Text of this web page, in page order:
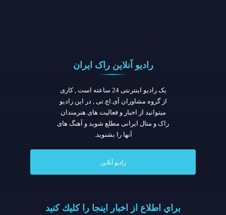
رادیو آنلاین راک ایران
یک رادیو اینترنتی 24 ساعته است , کاری
از گروه مشاوران آی.اچ.تی , در این رادیو
میتوانید از اخبار و فعالیت های هنرمندان
راک و متال ایرانی مطلع شوید و آهنگ های
آنها را بشنوید.
رادیو آنلاین
براي اطلاع از اخبار اينجا را كليك كنيد